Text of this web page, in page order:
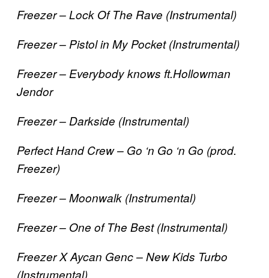
Freezer – Lock Of The Rave (Instrumental)
Freezer – Pistol in My Pocket (Instrumental)
Freezer – Everybody knows ft.Hollowman
Jendor
Freezer – Darkside (Instrumental)
Perfect Hand Crew – Go ‘n Go ‘n Go (prod.
Freezer)
Freezer – Moonwalk (Instrumental)
Freezer – One of The Best (Instrumental)
Freezer X Aycan Genc – New Kids Turbo
(Instrumental)